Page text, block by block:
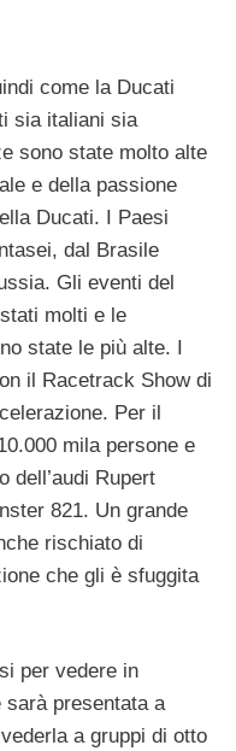
come la Ducati
sia italiani sia
sono state molto alte
e della passione
Ducati. I Paesi
dal Brasile
Gli eventi del
molti e le
state le più alte. I
il Racetrack Show di
Per il
mila persone e
dell’audi Rupert
821. Un grande
rischiato di
che gli è sfuggita
per vedere in
sarà presentata a
a gruppi di otto